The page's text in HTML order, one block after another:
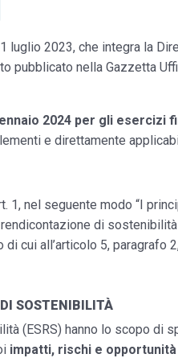
luglio 2023, che integra la
pubblicato nella Gazzetta
2024 per gli esercizi
e direttamente
1, nel seguente modo “I
di
cui all’articolo 5,
SOSTENIBILITÀ
(ESRS) hanno lo scopo di
impatti, rischi e